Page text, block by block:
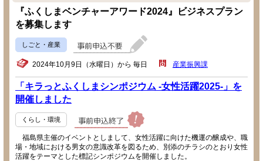
『ふくしまベンチャーアワード2024』ビジネスプラン
を募集します
しごと・産業
2024年10月9日（水曜日）から 毎日 産業振興課
「キラっとふくしまシンポジウム -女性活躍2025-」を
開催しました
くらし・環境
福島県主催のイベントとしまして、女性活躍に向けた機運の醸成や、職
場・地域における男女の意識改革を図るため、別添のチラシのとおり女性
活躍をテーマとした標記シンポジウムを開催しました。